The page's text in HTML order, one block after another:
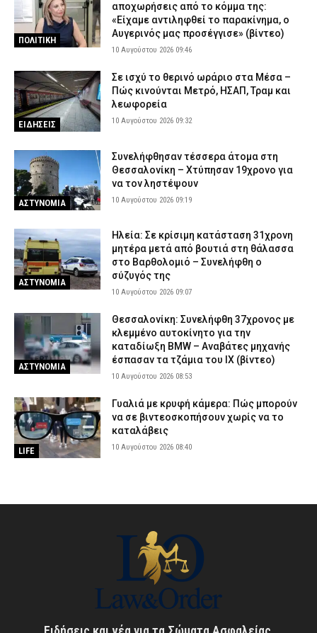
ΠΟΛΙΤΙΚΗ
αποχωρήσεις από το κόμμα της:
«Είχαμε αντιληφθεί το παρακίνημα, ο
Αυγερινός μας προσέγγισε» (βίντεο)
10 Αυγούστου 2026 09:46
ΕΙΔΗΣΕΙΣ
Σε ισχύ το θερινό ωράριο στα Μέσα –
Πώς κινούνται Μετρό, ΗΣΑΠ, Τραμ και
λεωφορεία
10 Αυγούστου 2026 09:32
ΑΣΤΥΝΟΜΙΑ
Συνελήφθησαν τέσσερα άτομα στη
Θεσσαλονίκη – Χτύπησαν 19χρονο για
να τον ληστέψουν
10 Αυγούστου 2026 09:19
ΑΣΤΥΝΟΜΙΑ
Ηλεία: Σε κρίσιμη κατάσταση 31χρονη
μητέρα μετά από βουτιά στη θάλασσα
στο Βαρθολομιό – Συνελήφθη ο
σύζυγός της
10 Αυγούστου 2026 09:07
ΑΣΤΥΝΟΜΙΑ
Θεσσαλονίκη: Συνελήφθη 37χρονος με
κλεμμένο αυτοκίνητο για την
καταδίωξη BMW – Αναβάτες μηχανής
έσπασαν τα τζάμια του ΙΧ (βίντεο)
10 Αυγούστου 2026 08:53
LIFE
Γυαλιά με κρυφή κάμερα: Πώς μπορούν
να σε βιντεοσκοπήσουν χωρίς να το
καταλάβεις
10 Αυγούστου 2026 08:40